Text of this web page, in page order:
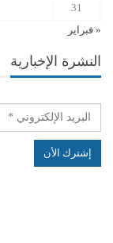
31
« فبراير
النشرة الإخبارية
الهياكل